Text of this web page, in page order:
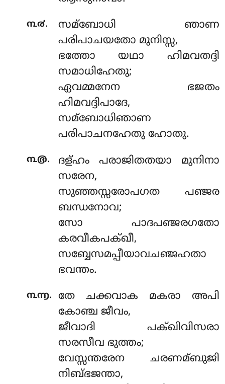
൩൪.
സമ്ബോധി ഞാണ
പരിപാചയതോ മുനിസ്സ,
ഭത്തോ യഥാ ഹിമവതദ്ദി
സമാധിഹേതു;
ഏവമ്മനേന ഭജതം
ഹിമവദ്ദിപാദേ,
സമ്ബോധിഞാണ
പരിപാചനഹേതു ഹോതു.
൩൫.
ദള്ഹം പരാജിതതയാ മുനിനാ
സരേന,
സുഞ്ഞസ്സരോപഗത പഞ്ജര
ബന്ധനോവ;
സോ പാദപഞ്ജരഗതോ
കരവീകപക്ഖീ,
സബ്ബേസമപ്പീയാവചഞ്ജഹതാ
ഭവന്തം.
൩൬. തേ ചക്കവാക മകരാ അപി
കോഞ്ച ജീവം,
ജീവാദി പക്ഖിവിസരാ
സരസീവ ഭുത്തം;
വേസ്സന്തരേന ചരണമ്ബുജി
നിബ്ഭജന്താ,